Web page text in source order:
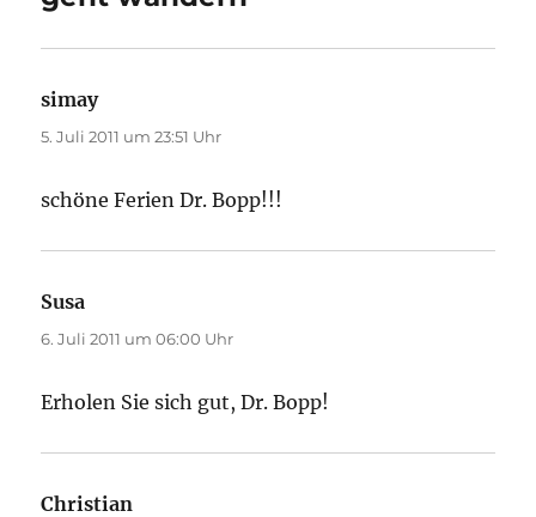
simaysagt:
5. Juli 2011 um 23:51 Uhr
schöne Ferien Dr. Bopp!!!
Susa
6. Juli 2011 um 06:00 Uhr
Erholen Sie sich gut, Dr. Bopp!
Christian